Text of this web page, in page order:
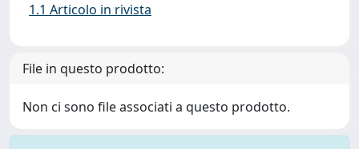
1.1 Articolo in rivista
File in questo prodotto:
Non ci sono file associati a questo prodotto.